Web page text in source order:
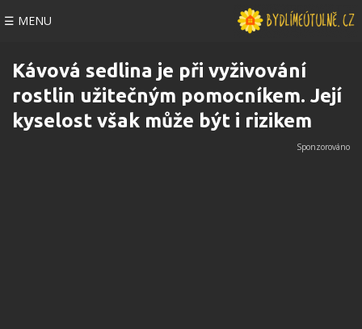
☰ MENU
Kávová sedlina je při vyživování
rostlin užitečným pomocníkem. Její
kyselost však může být i rizikem